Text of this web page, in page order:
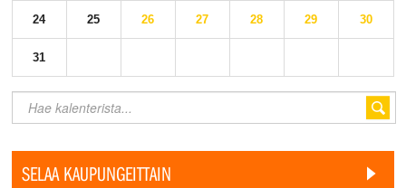
24 25 26 27 28 29 30
31
SELAA KAUPUNGEITTAIN